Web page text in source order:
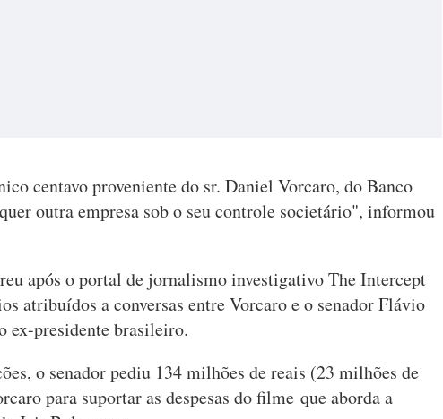
centavo proveniente do sr. Daniel Vorcaro, do Banco
outra empresa sob o seu controle societário", informou
após o portal de jornalismo investigativo The Intercept
atribuídos a conversas entre Vorcaro e o senador Flávio
ex-presidente brasileiro.
o senador pediu 134 milhões de reais (23 milhões de
para suportar as despesas do filme que aborda a